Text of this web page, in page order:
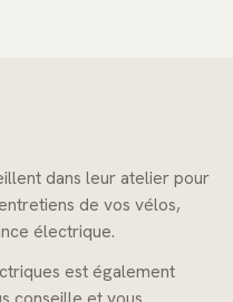
dans leur atelier pour
de vos vélos,
électrique.
est également